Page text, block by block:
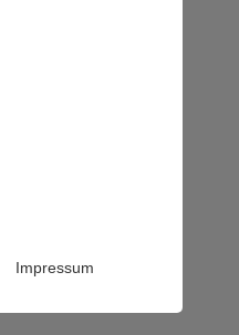
Impressum